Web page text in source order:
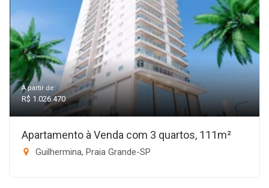
A partir de:
R$ 1.026.470
Apartamento à Venda com 3 quartos, 111m²
Guilhermina, Praia Grande-SP